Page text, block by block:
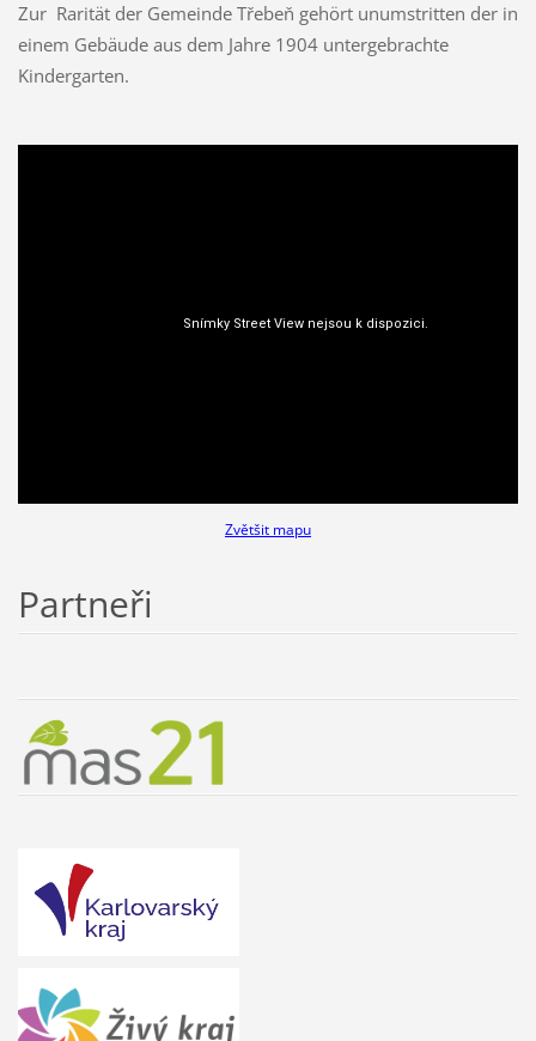
Zur Rarität der Gemeinde Třebeň gehört unumstritten der in
einem Gebäude aus dem Jahre 1904 untergebrachte
Kindergarten.
Zvětšit mapu
Partneři